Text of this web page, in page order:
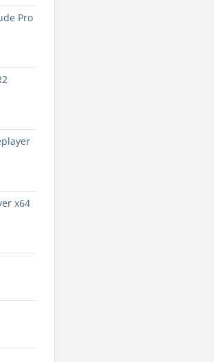
Pro
x64